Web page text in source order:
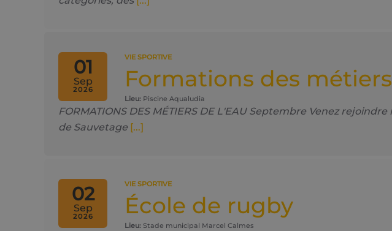
01
Sep
2026
VIE SPORTIVE
Formations des
Lieu: Piscine Aqualudia
FORMATIONS DES MÉTIERS DE L'EAU Septembre Venez
de Sauvetage [...]
02
Sep
2026
VIE SPORTIVE
École de rugby
Lieu: Stade municipal Marcel Calmes